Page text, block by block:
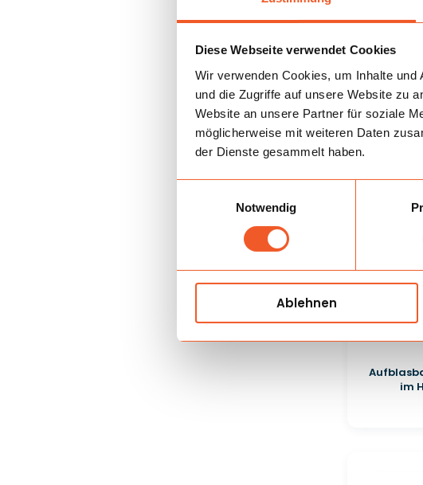
Diese Webseite verwendet Cookies
Wir verwenden Cookies, um Inhalte
und die Zugriffe auf unsere Website zu
Website an unsere Partner für soziale
möglicherweise mit weiteren Daten
der Dienste gesammelt haben.
Notwendig
Ablehnen
im